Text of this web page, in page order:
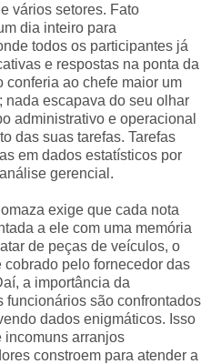
vários setores. Fato
dia inteiro para
todos os participantes já
e respostas na ponta da
conferia ao chefe maior um
escapava do seu olhar
administrativo e operacional
das suas tarefas. Tarefas
em dados estatísticos por
gerencial.
exige que cada nota
a ele com uma memória
de peças de veículos, o
cobrado pelo fornecedor das
a importância da
funcionários são confrontados
dados enigmáticos. Isso
incomuns arranjos
constroem para atender a